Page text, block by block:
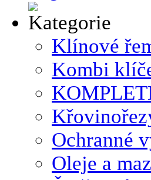
Klínové
Kombi
Ochranné
Oleje a